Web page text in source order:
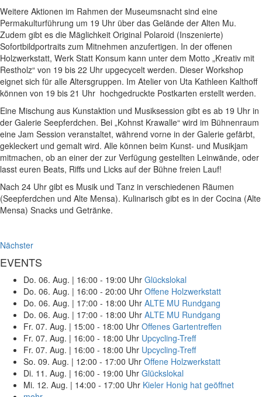
Weitere Aktionen im Rahmen der Museumsnacht sind eine
Permakulturführung um 19 Uhr über das Gelände der Alten Mu.
Zudem gibt es die Mäglichkeit Original Polaroid (Inszenierte)
Sofortbildportraits zum Mitnehmen anzufertigen. In der offenen
Holzwerkstatt, Werk Statt Konsum kann unter dem Motto „Kreativ mit
Restholz“ von 19 bis 22 Uhr upgecycelt werden. Dieser Workshop
eignet sich für alle Altersgruppen. Im Atelier von Uta Kathleen Kalthoff
können von 19 bis 21 Uhr hochgedruckte Postkarten erstellt werden.
Eine Mischung aus Kunstaktion und Musiksession gibt es ab 19 Uhr in
der Galerie Seepferdchen. Bei „Kohnst Krawalle“ wird im Bühnenraum
eine Jam Session veranstaltet, während vorne in der Galerie gefärbt,
gekleckert und gemalt wird. Alle können beim Kunst- und Musikjam
mitmachen, ob an einer der zur Verfügung gestellten Leinwände, oder
lasst euren Beats, Riffs und Licks auf der Bühne freien Lauf!
Nach 24 Uhr gibt es Musik und Tanz in verschiedenen Räumen
(Seepferdchen und Alte Mensa). Kulinarisch gibt es in der Cocina (Alte
Mensa) Snacks und Getränke.
Nächster
EVENTS
Do. 06. Aug. | 16:00 - 19:00 Uhr Glückslokal
Do. 06. Aug. | 16:00 - 20:00 Uhr Offene Holzwerkstatt
Do. 06. Aug. | 17:00 - 18:00 Uhr ALTE MU Rundgang
Do. 06. Aug. | 17:00 - 18:00 Uhr ALTE MU Rundgang
Fr. 07. Aug. | 15:00 - 18:00 Uhr Offenes Gartentreffen
Fr. 07. Aug. | 16:00 - 18:00 Uhr Upcycling-Treff
Fr. 07. Aug. | 16:00 - 18:00 Uhr Upcycling-Treff
So. 09. Aug. | 12:00 - 17:00 Uhr Offene Holzwerkstatt
Di. 11. Aug. | 16:00 - 19:00 Uhr Glückslokal
Mi. 12. Aug. | 14:00 - 17:00 Uhr Kieler Honig hat geöffnet